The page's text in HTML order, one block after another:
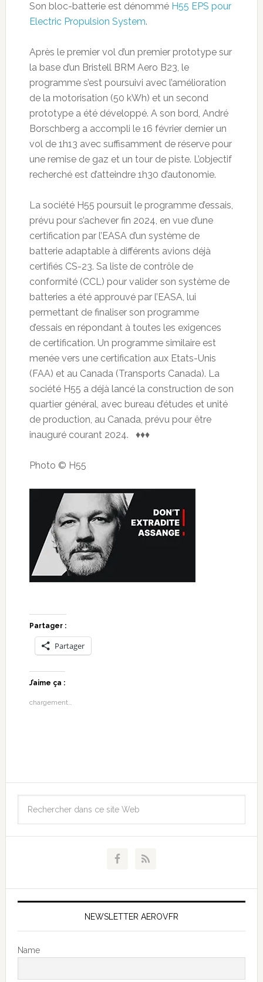
Son bloc-batterie est dénommé H55 EPS pour
Electric Propulsion System.
Après le premier vol d’un premier prototype sur
la base d’un Bristell BRM Aero B23, le
programme s’est poursuivi avec l’amélioration
de la motorisation (50 kWh) et un second
prototype a été développé. A son bord, André
Borschberg a accompli le 16 février dernier un
vol de 1h13 avec suffisamment de réserve pour
une remise de gaz et un tour de piste. L’objectif
recherché est d’atteindre 1h30 d’autonomie.
La société H55 poursuit le programme d’essais,
prévu pour s’achever fin 2024, en vue d’une
certification par l’EASA d’un système de
batterie adaptable à différents avions déjà
certifiés CS-23. Sa liste de contrôle de
conformité (CCL) pour valider son système de
batteries a été approuvé par l’EASA, lui
permettant de finaliser son programme
d’essais en répondant à toutes les exigences
de certification. Un programme similaire est
menée vers une certification aux Etats-Unis
(FAA) et au Canada (Transports Canada). La
société H55 a déjà lancé la construction de son
quartier général, avec bureau d’études et unité
de production, au Canada, prévu pour être
inauguré courant 2024. ♦♦♦
Photo © H55
Partager :
Partager
J’aime ça :
chargement…
NEWSLETTER AEROVFR
Name